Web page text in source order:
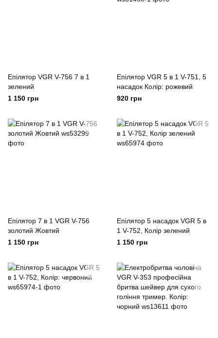
Епілятор VGR V-756 7 в 1
зелений
1 150 грн
Епілятор VGR 5 в 1 V-751, 5
насадок Колір: рожевий
920 грн
Епілятор 7 в 1 VGR V-756
золотий Жовтий
1 150 грн
Епілятор 5 насадок VGR 5 в
1 V-752, Колір зелений
1 150 грн